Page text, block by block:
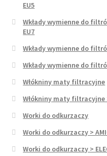
EU5
Wkłady wymienne do
EU7
Wkłady wymienne do
Wkłady wymienne do
Włókniny maty filtracyjne
Włókniny maty
Worki do odkurzaczy
Worki do odkurzaczy >
Worki do odkurzaczy >